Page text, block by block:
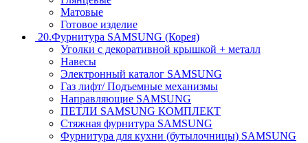
Матовые
Готовое изделие
20.Фурнитура SAMSUNG (Корея)
Уголки с декоративной крышкой + металл
Навесы
Электронный каталог SAMSUNG
Газ лифт/ Подъемные механизмы
Направляющие SAMSUNG
ПЕТЛИ SAMSUNG КОМПЛЕКТ
Стяжная фурнитура SAMSUNG
Фурнитура для кухни (бутылочницы) SAMSUNG